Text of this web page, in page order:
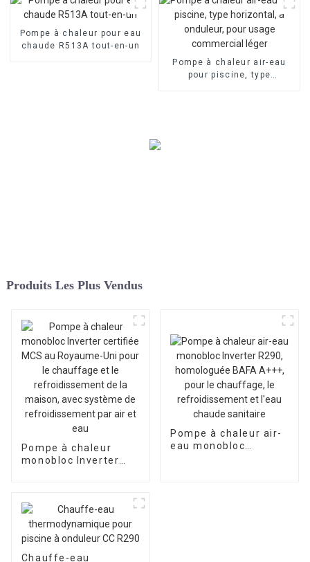
avec EVI
Pompe à chaleur pour eau
chaude R513A tout-en-un
Pompe à chaleur air-eau
pour piscine, type
Produits Les Plus Vendus
Pompe à chaleur
monobloc Inverter
refroidissement de la
maison, avec
système de
refroidissement par
Pompe à chaleur air-
eau monobloc
Chauffe-eau